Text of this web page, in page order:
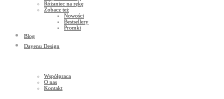
Różaniec na rękę
Zobacz też
Nowości
Bestsellery
Promki
Blog
Dayenu Design
Współpraca
O nas
Kontakt